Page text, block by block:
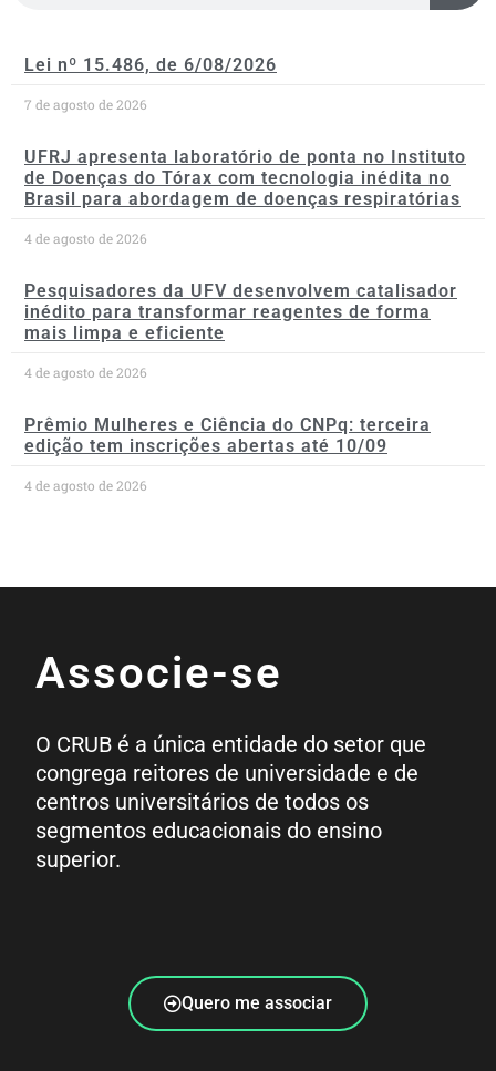
Lei nº 15.486, de 6/08/2026
7 de agosto de 2026
UFRJ apresenta laboratório de ponta no Instituto
de Doenças do Tórax com tecnologia inédita no
Brasil para abordagem de doenças respiratórias
4 de agosto de 2026
Pesquisadores da UFV desenvolvem catalisador
inédito para transformar reagentes de forma
mais limpa e eficiente
4 de agosto de 2026
Prêmio Mulheres e Ciência do CNPq: terceira
edição tem inscrições abertas até 10/09
4 de agosto de 2026
Associe-se
O CRUB é a única entidade do setor que
congrega reitores de universidade e de
centros universitários de todos os
segmentos educacionais do ensino
superior.
Quero me associar